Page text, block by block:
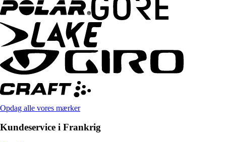
Opdag alle vores mærker
Kundeservice i Frankrig